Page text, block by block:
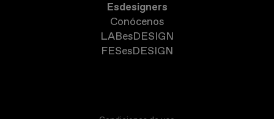
Esdesigners
Conócenos
LABesDESIGN
FESesDESIGN